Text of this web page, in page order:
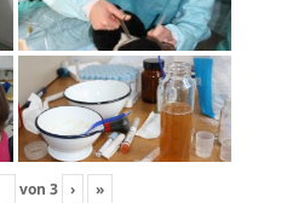
von 3 › »